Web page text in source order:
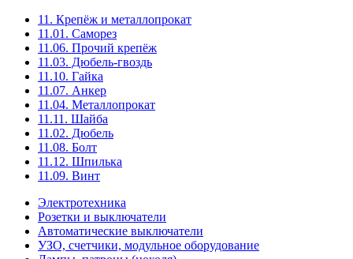
11. Крепёж и металлопрокат
11.01. Саморез
11.06. Прочий крепёж
11.03. Дюбель-гвоздь
11.10. Гайка
11.07. Анкер
11.04. Металлопрокат
11.11. Шайба
11.02. Дюбель
11.08. Болт
11.12. Шпилька
11.09. Винт
Электротехника
Розетки и выключатели
Автоматические выключатели
УЗО, счетчики, модульное оборудование